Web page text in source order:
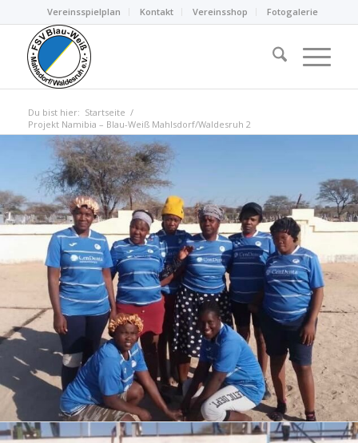
Vereinsspielplan Kontakt Vereinsshop Fotogalerie
Du bist hier: Startseite /
Projekt Namibia – Blau-Weiß Mahlsdorf/Waldesruh 2